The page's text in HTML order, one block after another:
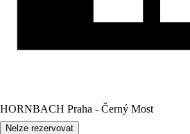
HORNBACH Praha - Černý Most
Nelze rezervovat